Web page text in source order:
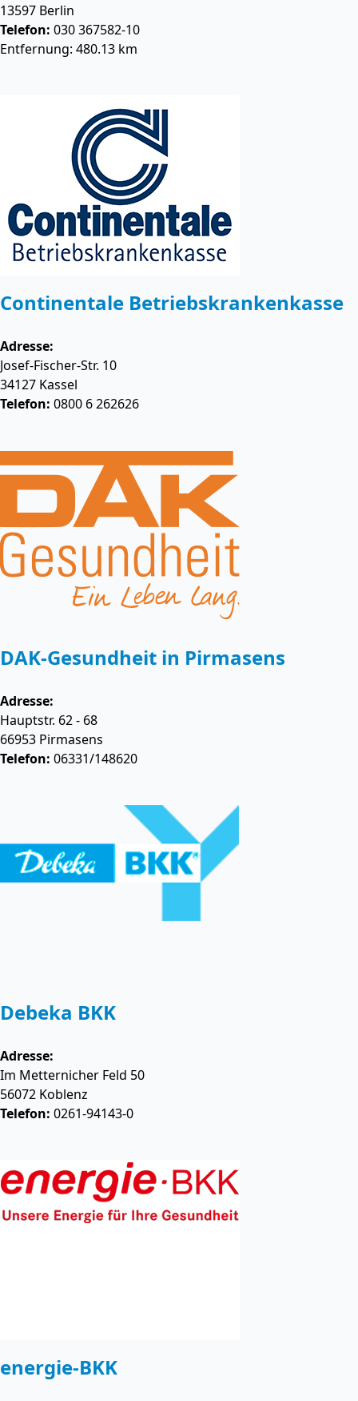
13597 Berlin
Telefon: 030 367582-10
Entfernung: 480.13 km
Continentale Betriebskrankenkasse
Adresse:
Josef-Fischer-Str. 10
34127 Kassel
Telefon: 0800 6 262626
DAK-Gesundheit in Pirmasens
Adresse:
Hauptstr. 62 - 68
66953 Pirmasens
Telefon: 06331/148620
Debeka BKK
Adresse:
Im Metternicher Feld 50
56072 Koblenz
Telefon: 0261-94143-0
energie-BKK